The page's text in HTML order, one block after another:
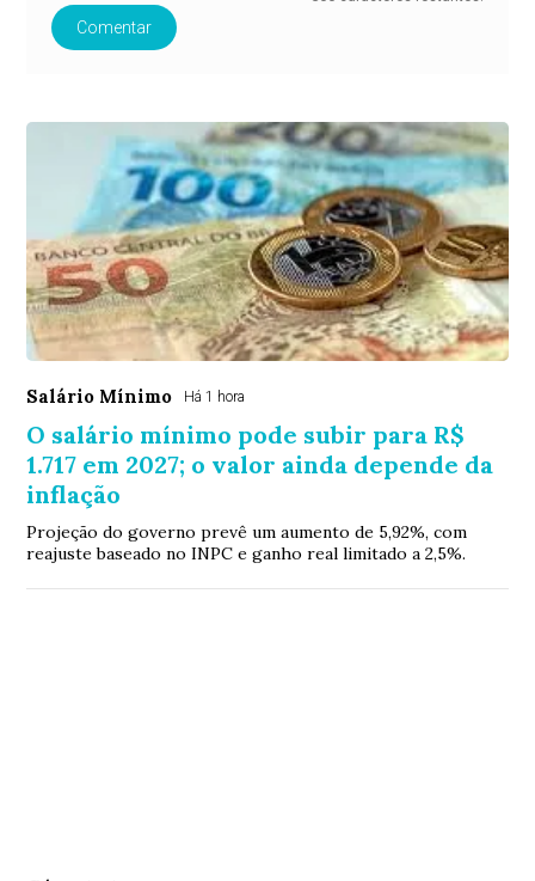
Comentar
Salário Mínimo Há 1 hora
O salário mínimo pode subir para R$
1.717 em 2027; o valor ainda depende da
inflação
Projeção do governo prevê um aumento de 5,92%, com
reajuste baseado no INPC e ganho real limitado a 2,5%.